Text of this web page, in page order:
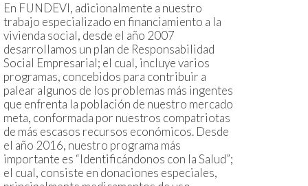
En FUNDEVI, adicionalmente a nuestro
trabajo especializado en financiamiento a la
vivienda social, desde el año 2007
desarrollamos un plan de Responsabilidad
Social Empresarial; el cual, incluye varios
programas, concebidos para contribuir a
palear algunos de los problemas más ingentes
que enfrenta la población de nuestro mercado
meta, conformada por nuestros compatriotas
de más escasos recursos económicos. Desde
el año 2016, nuestro programa más
importante es “Identificándonos con la Salud”;
el cual, consiste en donaciones especiales,